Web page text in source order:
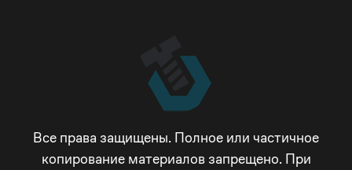
Все права защищены. Полное или частичное
копирование материалов запрещено. При